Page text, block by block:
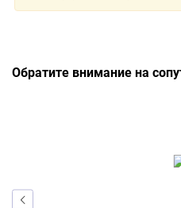
Обратите внимание на